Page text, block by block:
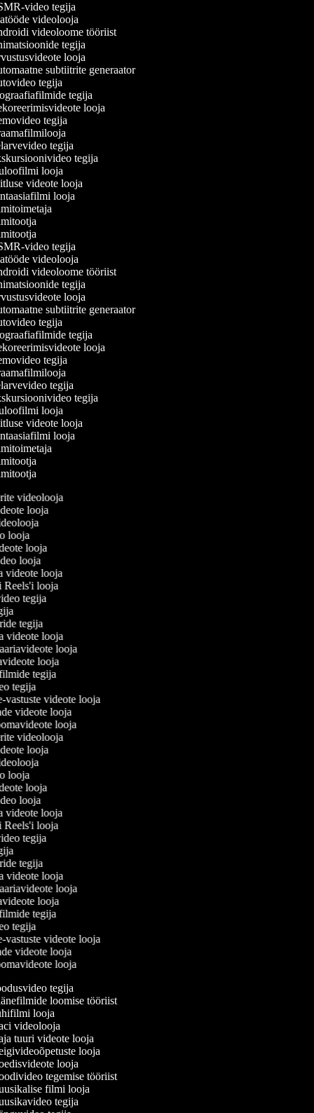
video tegija
videolooja
videoloome tööriist
tegija
looja
subtiitrite generaator
tegija
tegija
looja
tegija
tegija
tegija
looja
videote looja
looja
video tegija
videolooja
videoloome tööriist
tegija
looja
subtiitrite generaator
tegija
tegija
looja
tegija
tegija
tegija
looja
videote looja
looja
videolooja
looja
looja
looja
looja
videote looja
Reels'i looja
tegija
tegija
videote looja
looja
looja
tegija
tegija
vastuste videote looja
videote looja
looja
videolooja
looja
looja
looja
looja
videote looja
Reels'i looja
tegija
tegija
videote looja
looja
looja
tegija
tegija
vastuste videote looja
videote looja
looja
tegija
loomise tööriist
looja
videolooja
tuuri videote looja
looja
looja
tegemise tööriist
filmi looja
tegija